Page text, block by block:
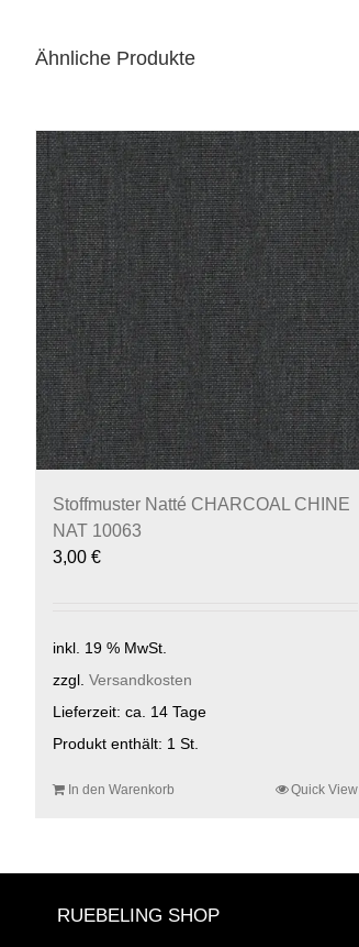
Ähnliche Produkte
Stoffmuster Natté CHARCOAL CHINE
NAT 10063
3,00 €
inkl. 19 % MwSt.
zzgl. Versandkosten
Lieferzeit: ca. 14 Tage
Produkt enthält: 1 St.
In den Warenkorb Quick View
RUEBELING SHOP